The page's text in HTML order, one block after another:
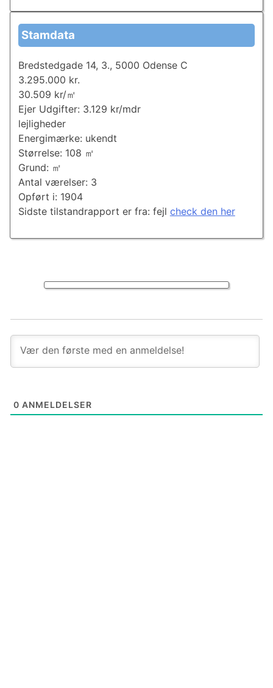
0 ANMELDELSER
Stamdata
Bredstedgade 14, 3., 5000 Odense C
3.295.000 kr.
30.509 kr/㎡
Ejer Udgifter: 3.129 kr/mdr
lejligheder
Energimærke: ukendt
Størrelse: 108 ㎡
Grund: ㎡
Antal værelser: 3
Opført i: 1904
Sidste tilstandrapport er fra: fejl check den her